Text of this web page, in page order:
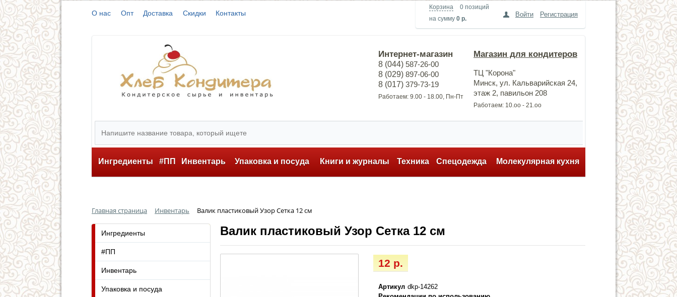
Корзина
0 позиций
на сумму 0 р.
Войти Регистрация
О нас Опт Доставка Скидки Контакты
Интернет-магазин
8 (044) 587-26-00
8 (029) 897-06-00
8 (017) 379-73-19
Работаем: 9.00 - 18.00, Пн-Пт
Магазин для кондитеров
ТЦ "Корона"
Минск, ул. Кальварийская 24,
этаж 2, павильон 208
Работаем: 10.оо - 21.оо
Ингредиенты #ПП Инвентарь Упаковка и посуда Книги и журналы Техника Спецодежда Молекулярная кухня
Главная страница Инвентарь Валик пластиковый Узор Сетка 12 см
Валик пластиковый Узор Сетка 12 см
12 р.
Артикул dkp-14262
Ингредиенты
#ПП
Инвентарь
Упаковка и посуда